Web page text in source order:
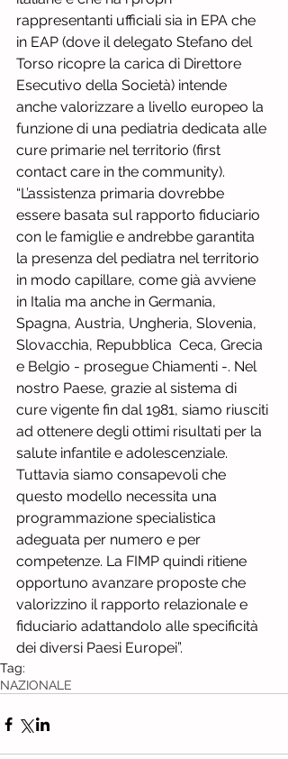
rappresentanti ufficiali sia in EPA che
in EAP (dove il delegato Stefano del
Torso ricopre la carica di Direttore
Esecutivo della Società) intende
anche valorizzare a livello europeo la
funzione di una pediatria dedicata alle
cure primarie nel territorio (first
contact care in the community).
“L’assistenza primaria dovrebbe
essere basata sul rapporto fiduciario
con le famiglie e andrebbe garantita
la presenza del pediatra nel territorio
in modo capillare, come già avviene
in Italia ma anche in Germania,
Spagna, Austria, Ungheria, Slovenia,
Slovacchia, Repubblica  Ceca, Grecia
e Belgio - prosegue Chiamenti -. Nel
nostro Paese, grazie al sistema di
cure vigente fin dal 1981, siamo riusciti
ad ottenere degli ottimi risultati per la
salute infantile e adolescenziale.
Tuttavia siamo consapevoli che
questo modello necessita una
programmazione specialistica
adeguata per numero e per
competenze. La FIMP quindi ritiene
opportuno avanzare proposte che
valorizzino il rapporto relazionale e
fiduciario adattandolo alle specificità
dei diversi Paesi Europei”.
Tag:
NAZIONALE